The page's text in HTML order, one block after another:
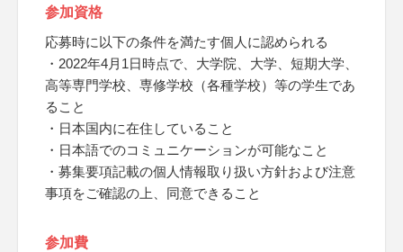
参加資格
応募時に以下の条件を満たす個人に認められる
・2022年4月1日時点で、大学院、大学、短期大学、
高等専門学校、専修学校（各種学校）等の学生であ
ること
・日本国内に在住していること
・日本語でのコミュニケーションが可能なこと
・募集要項記載の個人情報取り扱い方針および注意
事項をご確認の上、同意できること
参加費